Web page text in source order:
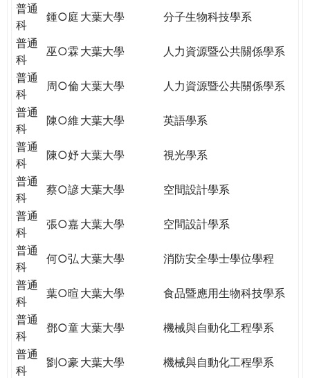
普通
科
鍾○庭 大葉大學
分子生物科技學系
普通
科
巫○霖 大葉大學
人力資源暨公共關係學系
普通
科
周○倫 大葉大學
人力資源暨公共關係學系
普通
科
陳○維 大葉大學
英語學系
普通
科
陳○妤大葉大學
視光學系
普通
科
蔡○諺大葉大學
空間設計學系
普通
科
張○嘉大葉大學
空間設計學系
普通
科
何○弘 大葉大學
消防安全學士學位學程
普通
科
葉○暄 大葉大學
食品暨應用生物科技學系
普通
科
鄧○童大葉大學
機械與自動化工程學系
普通
科
劉○豪 大葉大學
機械與自動化工程學系